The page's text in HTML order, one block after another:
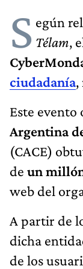
S egún
Télam,
ciudadanía,
Este evento
Argentina
(CACE)
de un
web del
A partir de
dicha
de los